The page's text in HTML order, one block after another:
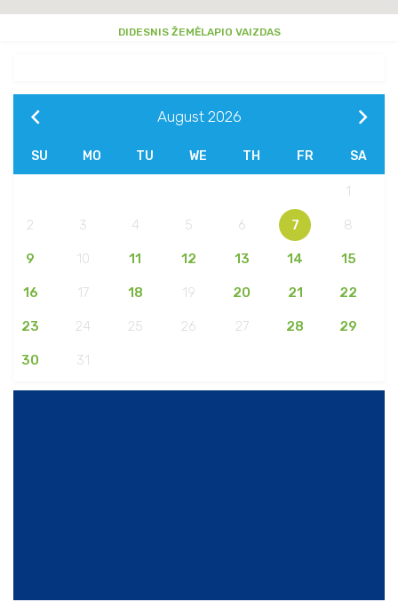
DIDESNIS ŽEMĖLAPIO VAIZDAS
August 2026
SU MO TU WE TH FR SA
1
2 3 4 5 6 7 8
9 10 11 12 13 14 15
16 17 18 19 20 21 22
23 24 25 26 27 28 29
30 31